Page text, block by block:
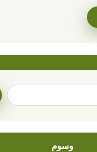
وسوم